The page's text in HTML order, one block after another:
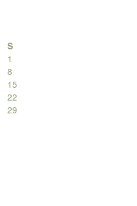
S
1
8
15
22
29